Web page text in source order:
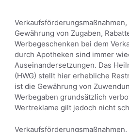
Gewährung von Zugaben,
Werbegeschenken bei dem
durch Apotheken sind immer
Auseinandersetzungen. Das
(HWG) stellt hier erhebliche
ist die Gewährung von
Werbegaben grundsätzlich
Wertreklame gilt jedoch nicht